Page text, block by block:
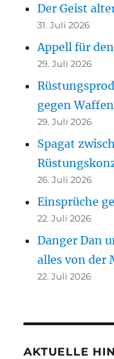
Der Geist
31. Juli 2026
Appell für
29. Juli 2026
gegen
29. Juli 2026
Spagat
26. Juli 2026
Einsprüche
22. Juli 2026
Danger Dan
alles von der
22. Juli 2026
AKTUELLE